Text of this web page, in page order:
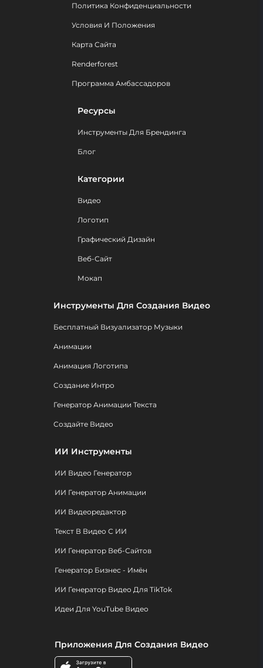
Политика Конфиденциальности
Условия И Положения
Карта Сайта
Renderforest
Программа Амбассадоров
Ресурсы
Инструменты Для Брендинга
Блог
Категории
Видео
Логотип
Графический Дизайн
Веб-Сайт
Мокап
Инструменты Для Создания Видео
Бесплатный Визуализатор Музыки
Анимации
Анимация Логотипа
Создание Интро
Генератор Анимации Текста
Создайте Видео
ИИ Инструменты
ИИ Видео Генератор
ИИ Генератор Анимации
ИИ Видеоредактор
Текст В Видео С ИИ
ИИ Генератор Веб-Сайтов
Генератор Бизнес - Имён
ИИ Генератор Видео Для TikTok
Идеи Для YouTube Видео
Приложения Для Создания Видео